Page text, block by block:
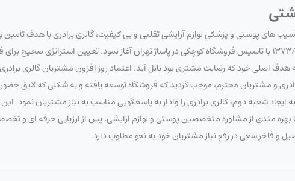
های پوستی و پزشکی لوازم آرایشی تقلبی و بی کیفیت، گالری برادری با هدف
سلامت مصرف کنندگان لوازم آرایشی و بهداشتی، فعالیت خود را در تاریخ 1373/7/20 با تاسیس فروشگاه کوچکی در پاساژ تهران آغاز نمود. تعیین استراتژی
اصلی خود که رضایت مشتری بود نائل آید. اعتماد روز افزون مشتریان گالری برادری
و مشتریان محترم، موجب گردید که فروشگاه توسعه یافته و به شکلی که لایق
شعبه دوم، گالری برادری را وادار به پاسخگویی مناسب به نیاز مشتریان نمود.
بهره مندی از مشاوره متخصصین پوستی و لوازم آرایشی، پس از ارزیابی حرفه ای و
و فاخر سعی در رفع نیاز مشتریان خود به نحو مطلوب دارد.